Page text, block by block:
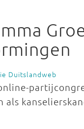
Duitslandweb
als